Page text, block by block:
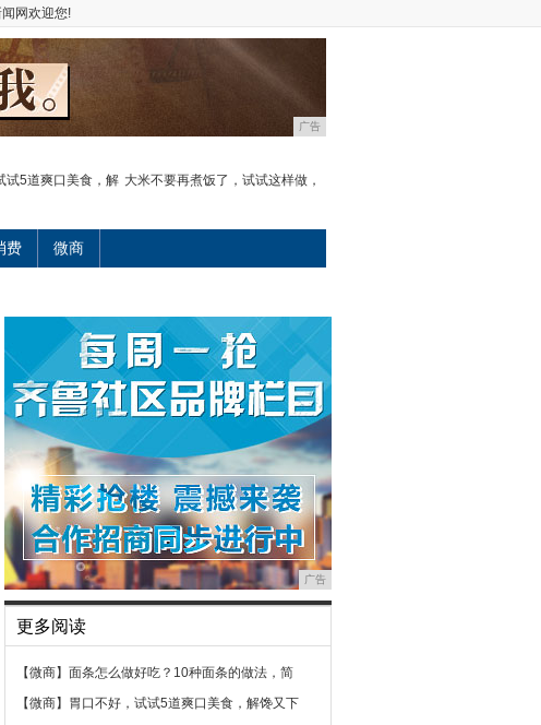
网欢迎您!
广告
试5道爽口美食，解 大米不要再煮饭了，试试这样做，
费 微商
广告
更多阅读
【微商】 面条怎么做好吃？10种面条的做法，简
【微商】 胃口不好，试试5道爽口美食，解馋又下